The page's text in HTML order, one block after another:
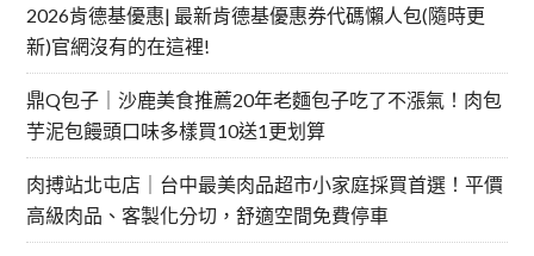
2026肯德基優惠| 最新肯德基優惠券代碼懶人包(隨時更
新)官網沒有的在這裡!
鼎Q包子｜沙鹿美食推薦20年老麵包子吃了不漲氣！肉包
芋泥包饅頭口味多樣買10送1更划算
肉搏站北屯店｜台中最美肉品超市小家庭採買首選！平價
高級肉品、客製化分切，舒適空間免費停車